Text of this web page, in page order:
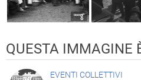
QUESTA IMMAGINE
EVENTI COLLETTIVI